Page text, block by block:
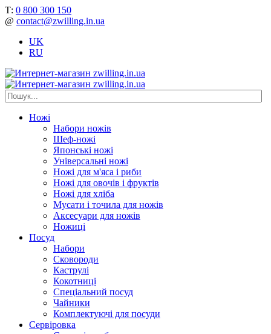
Т: 0 800 300 150
@ contact@zwilling.in.ua
UK
RU
Ножі
Набори ножів
Шеф-ножі
Японські ножі
Універсальні ножі
Ножі для м'яса і риби
Ножі для овочів і фруктів
Ножі для хліба
Мусати і точила для ножів
Аксесуари для ножів
Ножиці
Посуд
Набори
Сковороди
Каструлі
Кокотниці
Cпеціальний посуд
Чайники
Комплектуючі для посуди
Сервіровка